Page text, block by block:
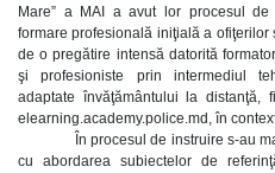
Mare” a MAI a avut lor procesul
formare profesională iniţială a ofiţerilor
de o pregătire intensă datorită
şi profesioniste prin intermediul
adaptate învăţământului la distanţă,
elearning.academy.police.md, în
În procesul de instruire s-au
cu abordarea subiectelor de